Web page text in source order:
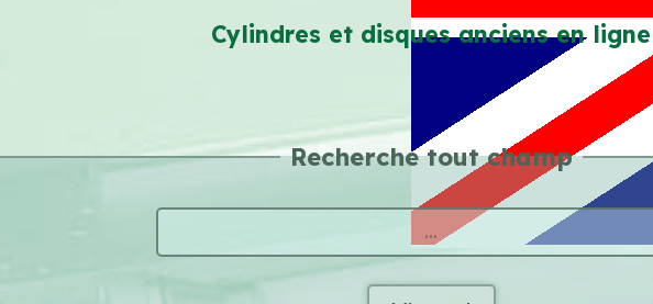
Cylindres et disques anciens en ligne
Recherche tout champ